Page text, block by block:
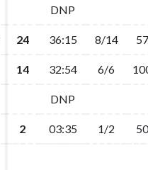
DNP
24 36:15 8/14
14 32:54 6/6
DNP
2 03:35 1/2
DNP
24 36:15 8/14
14 32:54 6/6
DNP
2 03:35 1/2